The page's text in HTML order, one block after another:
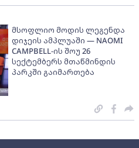
მსოფლიო მოდის ლეგენდა
დიჯეის ამპლუაში — NAOMI
CAMPBELL-ის შოუ 26
სექტემბერს მთაწმინდის
პარკში გაიმართება